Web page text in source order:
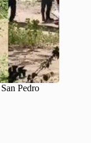
Pedro